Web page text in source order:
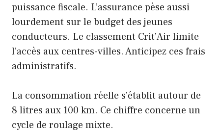
puissance fiscale. L’assurance pèse aussi
lourdement sur le budget des jeunes
conducteurs. Le classement Crit’Air limite
l’accès aux centres-villes. Anticipez ces frais
administratifs.
La consommation réelle s’établit autour de
8 litres aux 100 km. Ce chiffre concerne un
cycle de roulage mixte.